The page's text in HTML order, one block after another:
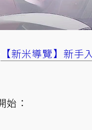
【新米導覽】新
始：